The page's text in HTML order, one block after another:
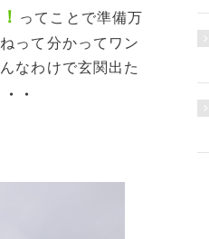
ってことで準備万
って分かってワン
なわけで玄関出た
・